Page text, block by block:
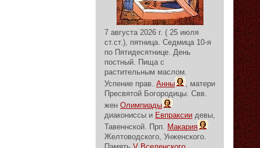
7 августа 2026 г. ( 25 июля
ст.ст.), пятница. Седмица 10-я
по Пятидесятнице. День
постный. Пища с
растительным маслом.
Успение прав. Анны
, матери
Пресвятой Богородицы. Свв.
жен Олимпиады
диакониссы и Евпраксии девы,
Тавеннской. Прп. Макария
Желтоводского, Унженского.